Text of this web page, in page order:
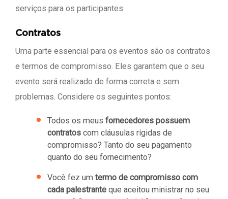
serviços para os participantes.
Contratos
Uma parte essencial para os eventos são os contratos
e termos de compromisso. Eles garantem que o seu
evento será realizado de forma correta e sem
problemas. Considere os seguintes pontos:
Todos os meus fornecedores possuem
contratos com cláusulas rígidas de
compromisso? Tanto do seu pagamento
quanto do seu fornecimento?
Você fez um termo de compromisso com
cada palestrante que aceitou ministrar no seu